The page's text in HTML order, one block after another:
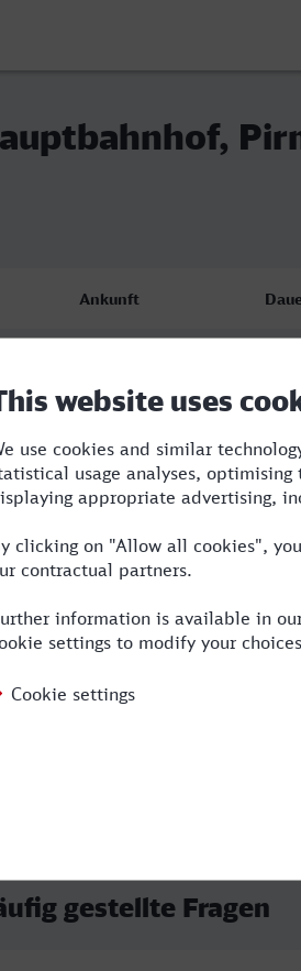
06 06:52
Ankunft
20.08.26
18:18
Wolfsburg Hbf
14:02
7:37
Wolfsburg Hbf
00:47
6:37
gestellte Fragen